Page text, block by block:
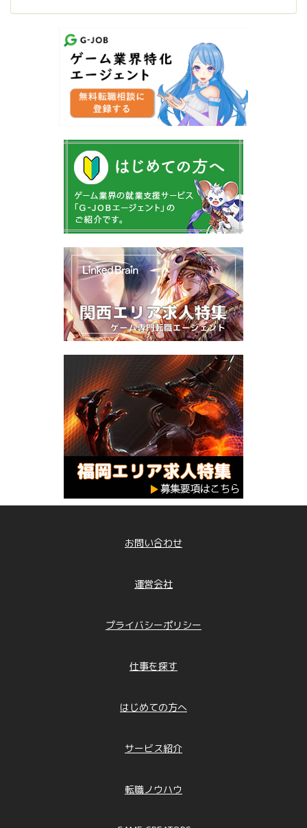
お問い合わせ
運営会社
プライバシーポリシー
仕事を探す
はじめての方へ
サービス紹介
転職ノウハウ